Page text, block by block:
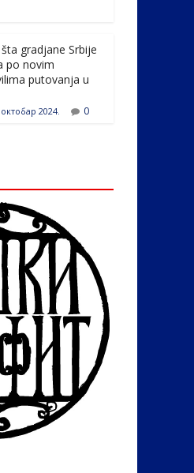
gradjane Srbije
po novim
putovanja u
2024. 0